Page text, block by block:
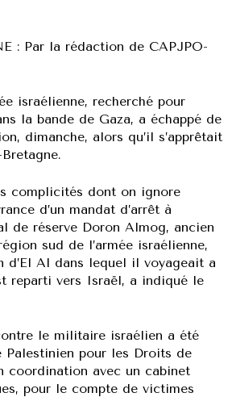
: Par la rédaction de CAPJPO-
israélienne, recherché pour
la bande de Gaza, a échappé de
dimanche, alors qu’il s’apprêtait
complicités dont on ignore
d’un mandat d’arrêt à
de réserve Doron Almog, ancien
sud de l’armée israélienne,
d’El Al dans lequel il voyageait a
reparti vers Israël, a indiqué le
le militaire israélien a été
Palestinien pour les Droits de
coordination avec un cabinet
pour le compte de victimes